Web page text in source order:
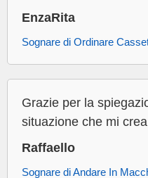
EnzaRita
Sognare di Ordinare
Grazie per la
situazione che mi
Raffaello
Sognare di Andare In